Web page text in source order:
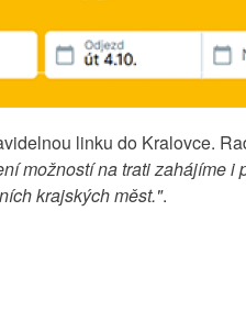
linku do Kralovce.
možností na trati zahájíme
krajských měst.".